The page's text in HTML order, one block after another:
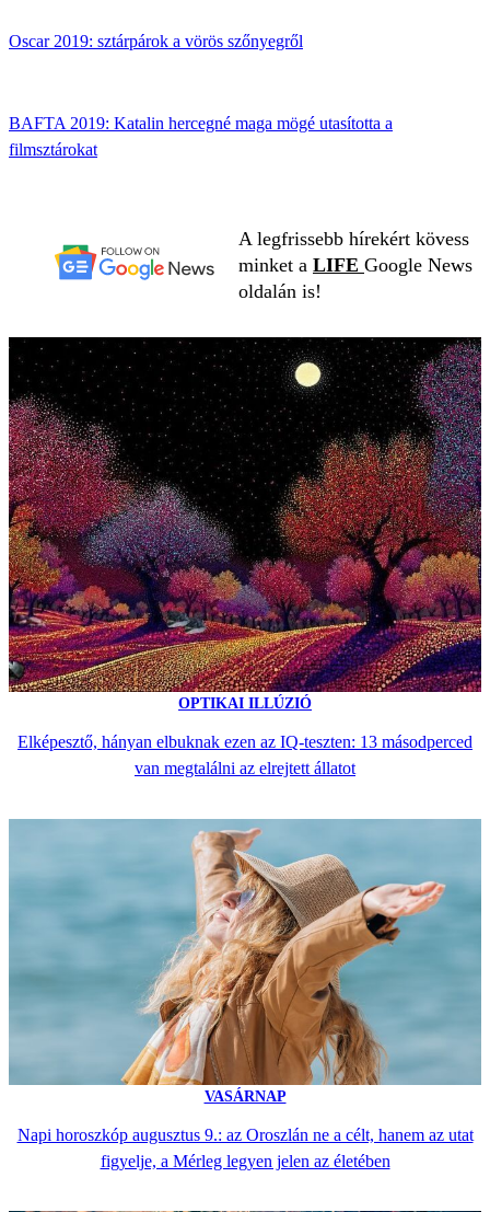
Oscar 2019: sztárpárok a vörös szőnyegről
BAFTA 2019: Katalin hercegné maga mögé utasította a
filmsztárokat
A legfrissebb hírekért kövess
minket a LIFE Google News
oldalán is!
OPTIKAI ILLÚZIÓ
Elképesztő, hányan elbuknak ezen az IQ-teszten: 13 másodperced
van megtalálni az elrejtett állatot
VASÁRNAP
Napi horoszkóp augusztus 9.: az Oroszlán ne a célt, hanem az utat
figyelje, a Mérleg legyen jelen az életében